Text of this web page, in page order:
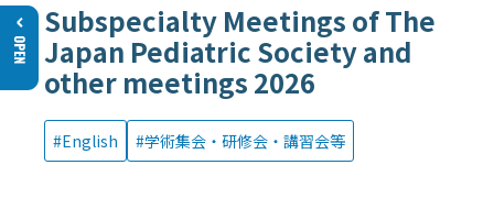
Subspecialty Meetings of The
Japan Pediatric Society and
other meetings 2026
English 学術集会・研修会・講習会等